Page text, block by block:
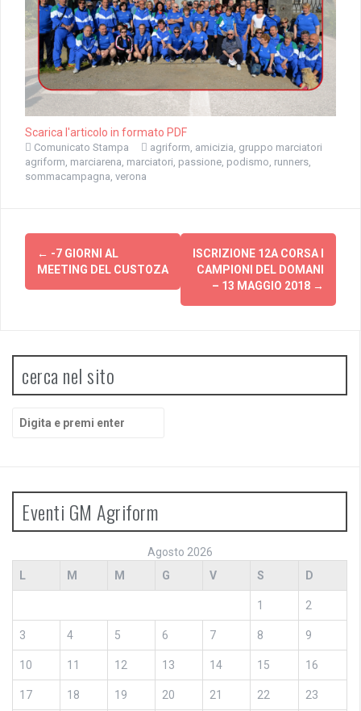
Scarica l'articolo in formato PDF
Comunicato Stampa agriform, amicizia, gruppo marciatori
agriform, marciarena, marciatori, passione, podismo, runners,
sommacampagna, verona
Navigazione
articolo
← -7 GIORNI AL
MEETING DEL CUSTOZA
ISCRIZIONE 12A CORSA I
CAMPIONI DEL DOMANI
– 13 MAGGIO 2018 →
cerca nel sito
Cerca:
Eventi GM Agriform
Agosto 2026
L
M M G V S D
1 2
3 4 5 6 7 8 9
10 11 12 13 14 15 16
17 18 19 20 21 22 23